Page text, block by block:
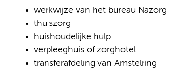
werkwijze van het bureau Nazorg
thuiszorg
huishoudelijke hulp
verpleeghuis of zorghotel
transferafdeling van Amstelring